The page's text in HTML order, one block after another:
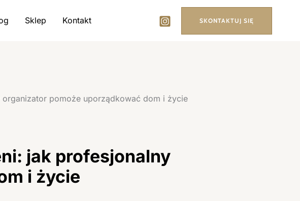
Sklep Kontakt SKONTAKTUJ SIĘ
pomoże uporządkować dom i życie
jak profesjonalny
i życie